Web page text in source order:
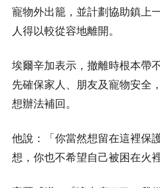
寵物外出籠，並計劃協助鎮上
人得以較從容地離開。
埃爾辛加表示，撤離時根本帶
先確保家人、朋友及寵物安全
想辦法補回。
他說：「你當然想留在這裡保
想，你也不希望自己被困在火裡